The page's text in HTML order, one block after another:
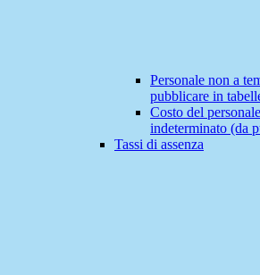
Personale non a
pubblicare in
Costo del
indeterminato (da
Tassi di assenza